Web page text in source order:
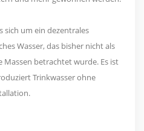
sich um ein dezentrales
Wasser, das bisher nicht als
Massen betrachtet wurde. Es ist
Trinkwasser ohne